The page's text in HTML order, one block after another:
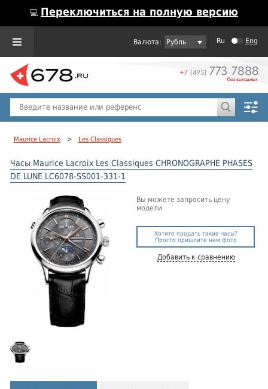
💻 Переключиться на полную версию
Рубль Ru Eng
Maurice Lacroix > Les Classiques
Часы Maurice Lacroix Les Classiques CHRONOGRAPHE PHASES
DE LUNE LC6078-SS001-331-1
Вы можете запросить цену
модели
Хотите продать такие часы?
Просто пришлите нам фото
Добавить к сравнению